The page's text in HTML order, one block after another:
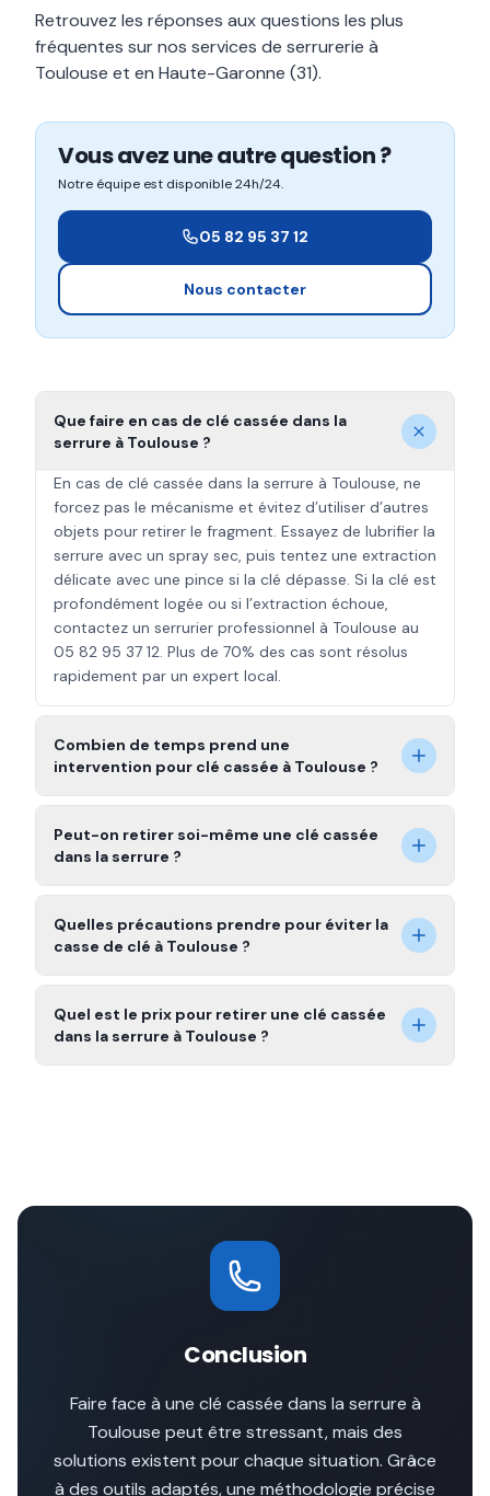
Retrouvez les réponses aux questions les plus
fréquentes sur nos services de serrurerie à
Toulouse et en Haute-Garonne (31).
Vous avez une autre question ?
Notre équipe est disponible 24h/24.
05 82 95 37 12
Nous contacter
Que faire en cas de clé cassée dans la
serrure à Toulouse ?
En cas de clé cassée dans la serrure à Toulouse, ne
forcez pas le mécanisme et évitez d’utiliser d’autres
objets pour retirer le fragment. Essayez de lubrifier la
serrure avec un spray sec, puis tentez une extraction
délicate avec une pince si la clé dépasse. Si la clé est
profondément logée ou si l’extraction échoue,
contactez un serrurier professionnel à Toulouse au
05 82 95 37 12. Plus de 70% des cas sont résolus
rapidement par un expert local.
Combien de temps prend une
intervention pour clé cassée à Toulouse ?
Peut-on retirer soi-même une clé cassée
dans la serrure ?
Quelles précautions prendre pour éviter la
casse de clé à Toulouse ?
Quel est le prix pour retirer une clé cassée
dans la serrure à Toulouse ?
Conclusion
Faire face à une clé cassée dans la serrure à
Toulouse peut être stressant, mais des
solutions existent pour chaque situation. Grâce
à des outils adaptés, une méthodologie précise